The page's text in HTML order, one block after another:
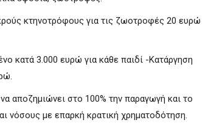
κτηνοτρόφους για τις ζωοτροφές 20 ευρώ
κατά 3.000 ευρώ για κάθε παιδί -Κατάργηση
αποζημιώνει στο 100% την παραγωγή και το
νόσους με επαρκή κρατική χρηματοδότηση.